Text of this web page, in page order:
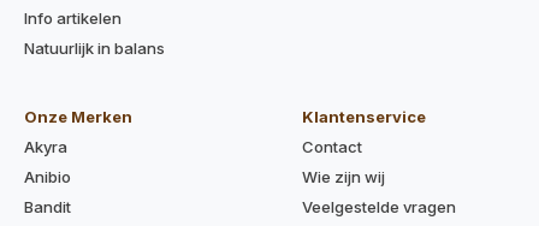
Info artikelen
Natuurlijk in balans
Onze Merken
Akyra
Anibio
Bandit
Klantenservice
Contact
Wie zijn wij
Veelgestelde vragen